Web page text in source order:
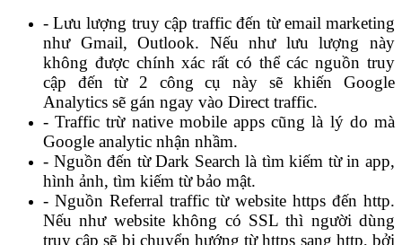
- Lưu lượng truy cập traffic đến từ email marketing
như Gmail, Outlook. Nếu như lưu lượng này
không được chính xác rất có thể các nguồn truy
cập đến từ 2 công cụ này sẽ khiến Google
Analytics sẽ gán ngay vào Direct traffic.
- Traffic trừ native mobile apps cũng là lý do mà
Google analytic nhận nhầm.
- Nguồn đến từ Dark Search là tìm kiếm từ in app,
hình ảnh, tìm kiếm từ bảo mật.
- Nguồn Referral traffic từ website https đến http.
Nếu như website không có SSL thì người dùng
truy cập sẽ bị chuyển hướng từ https sang http, bởi